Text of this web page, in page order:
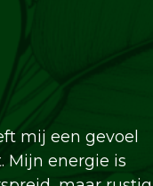
een gevoel
energie is